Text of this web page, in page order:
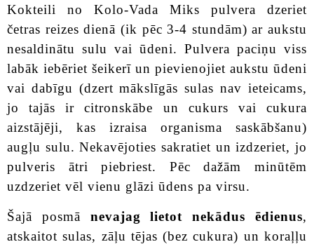
Kokteili no Kolo-Vada Miks pulvera dzeriet
četras reizes dienā (ik pēc 3-4 stundām) ar aukstu
nesaldinātu sulu vai ūdeni. Pulvera paciņu viss
labāk iebēriet šeikerī un pievienojiet aukstu ūdeni
vai dabīgu (dzert mākslīgās sulas nav ieteicams,
jo tajās ir citronskābe un cukurs vai cukura
aizstājēji, kas izraisa organisma saskābšanu)
augļu sulu. Nekavējoties sakratiet un izdzeriet, jo
pulveris ātri piebriest. Pēc dažām minūtēm
uzdzeriet vēl vienu glāzi ūdens pa virsu.
Šajā posmā nevajag lietot nekādus ēdienus,
atskaitot sulas, zāļu tējas (bez cukura) un koraļļu